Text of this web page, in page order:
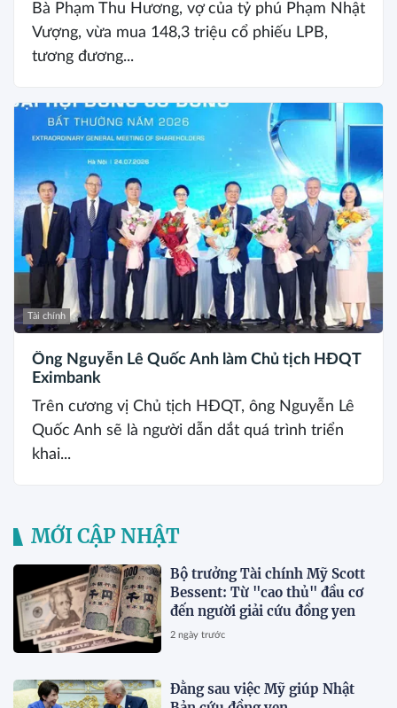
Bà Phạm Thu Hương, vợ của tỷ phú Phạm Nhật
Vượng, vừa mua 148,3 triệu cổ phiếu LPB,
tương đương...
Tài chính
Ông Nguyễn Lê Quốc Anh làm Chủ tịch HĐQT
Eximbank
Trên cương vị Chủ tịch HĐQT, ông Nguyễn Lê
Quốc Anh sẽ là người dẫn dắt quá trình triển
khai...
MỚI CẬP NHẬT
Bộ trưởng Tài chính Mỹ Scott
Bessent: Từ "cao thủ" đầu cơ
đến người giải cứu đồng yen
2 ngày trước
Đằng sau việc Mỹ giúp Nhật